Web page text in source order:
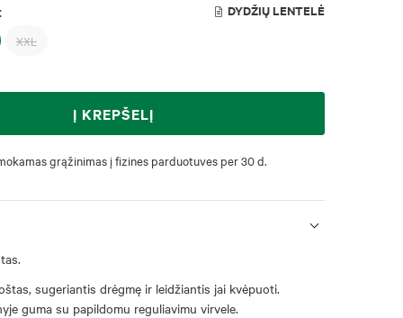
DYDŽIŲ LENTELĖ
XXL
Į KREPŠELĮ
grąžinimas į fizines parduotuves per 30 d.
sugeriantis drėgmę ir leidžiantis jai kvėpuoti.
guma su papildomu reguliavimu virvele.